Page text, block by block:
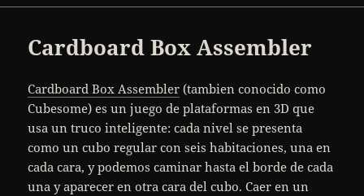
Cardboard Box Assembler
Cardboard Box Assembler (tambien conocido como
Cubesome) es un juego de plataformas en 3D que
usa un truco inteligente: cada nivel se presenta
como un cubo regular con seis habitaciones, una en
cada cara, y podemos caminar hasta el borde de cada
una y aparecer en otra cara del cubo. Caer en un